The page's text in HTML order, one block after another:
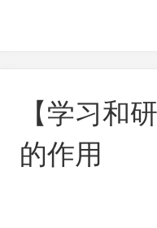
【学习和
的作用